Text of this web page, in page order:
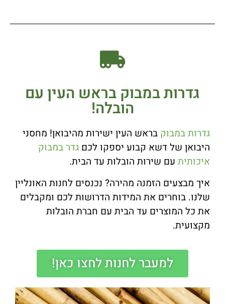
גדרות במבוק בראש העין עם
הובלה!
גדרות במבוק בראש העין ישירות מהיבואן! מחסני
היבואן של דשא קבוע יספקו לכם גדר במבוק
איכותית עם שירות הובלות עד הבית.
איך מבצעים הזמנה מהירה? נכנסים לחנות האונליין
שלנו. בוחרים את המידות הדרושות לכם ומקבלים
את כל המוצרים עד הבית עם חברת הובלות
מקצועית.
למעבר לחנות לחצו כאן!